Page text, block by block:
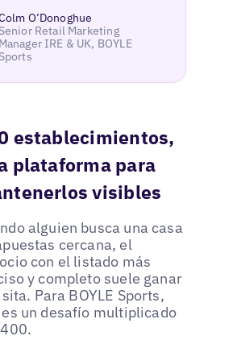
O’Donoghue
Senior Retail Marketing
Manager IRE & UK, BOYLE
Sports
establecimientos,
plataforma para
visibles
alguien busca una casa
cercana, el
con el listado más
y completo suele ganar
Para BOYLE Sports,
es un desafío multiplicado